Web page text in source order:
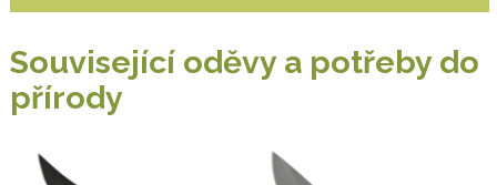
Související oděvy a potřeby do
přírody